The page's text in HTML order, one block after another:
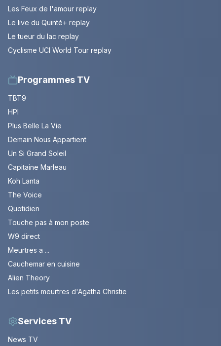
Les Feux de l'amour replay
Le live du Quinté+ replay
Le tueur du lac replay
Cyclisme UCI World Tour replay
Programmes TV
TBT9
HPI
Plus Belle La Vie
Demain Nous Appartient
Un Si Grand Soleil
Capitaine Marleau
Koh Lanta
The Voice
Quotidien
Touche pas à mon poste
W9 direct
Meurtres a ...
Cauchemar en cuisine
Alien Theory
Les petits meurtres d'Agatha Christie
Services TV
News TV